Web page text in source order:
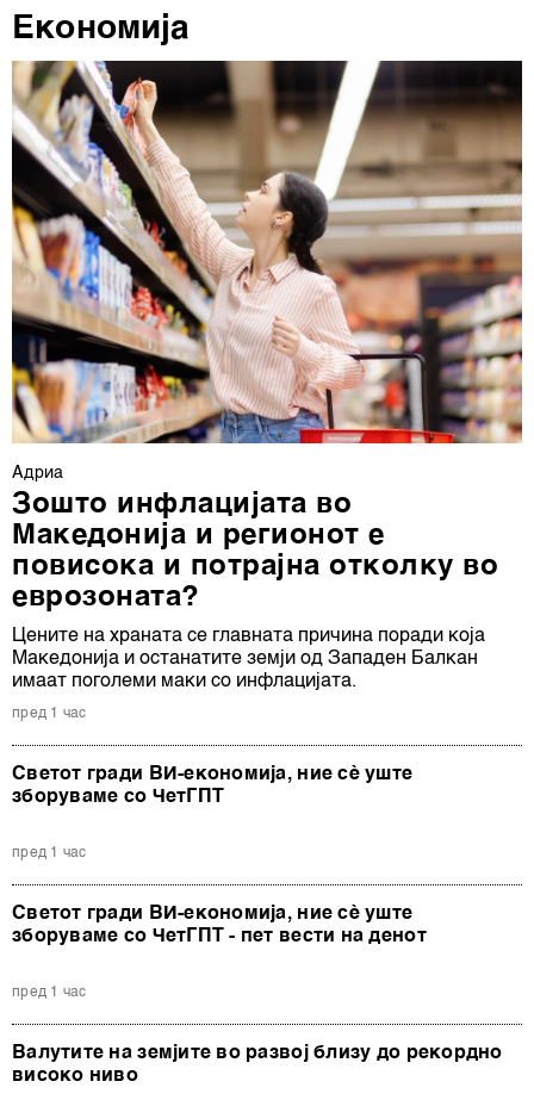
Економија
Адриа
Зошто инфлацијата во
Македонија и регионот е
повисока и потрајна отколку во
еврозоната?
Цените на храната се главната причина поради која
Македонија и останатите земји од Западен Балкан
имаат поголеми маки со инфлацијата.
пред 1 час
Светот гради ВИ-економија, ние сè уште
зборуваме со ЧетГПТ
пред 1 час
Светот гради ВИ-економија, ние сè уште
зборуваме со ЧетГПТ - пет вести на денот
пред 1 час
Валутите на земјите во развој близу до рекордно
високо ниво